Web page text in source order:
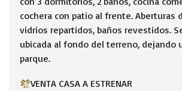
cochera con patio al frente. Aberturas
vidrios repartidos, baños revestidos.
ubicada al fondo del terreno, dejando
parque.
VENTA CASA A ESTRENAR